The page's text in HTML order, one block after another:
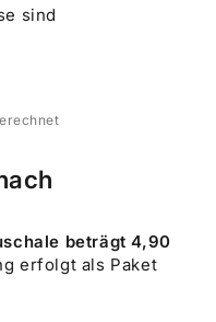
sind
beträgt 4,90
erfolgt als Paket